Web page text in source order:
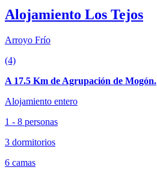
Alojamiento Los Tejos
Arroyo Frío
(4)
A 17.5 Km de Agrupación de Mogón.
Alojamiento entero
1 - 8 personas
3 dormitorios
6 camas